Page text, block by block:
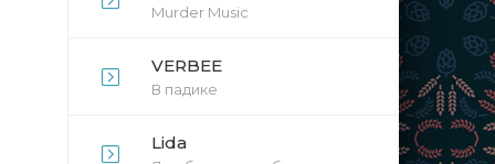
Murder Music
VERBEE
В падике
Lida